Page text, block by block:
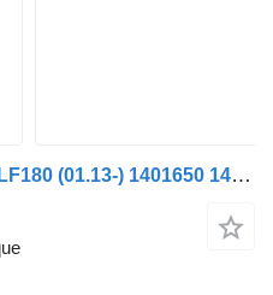
Ressort de remorque DAF LF180 (01.13-) 1401650 1401647 pour tracteur routier DAF LF45, LF55, LF180, CF65, CF75, CF85 (2001-)